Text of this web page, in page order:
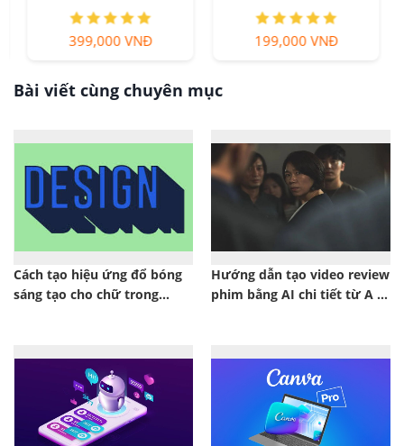
399,000 VNĐ 199,000 VNĐ
Bài viết cùng chuyên mục
Cách tạo hiệu ứng đổ bóng
sáng tạo cho chữ trong
Hướng dẫn tạo video review
phim bằng AI chi tiết từ A -